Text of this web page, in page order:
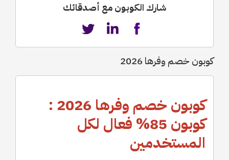
شارك الكوبون مع أصدقائك
كوبون خصم وفرها 2026
كوبون خصم وفرها 2026 :
كوبون 85% فعال لكل
المستخدمين